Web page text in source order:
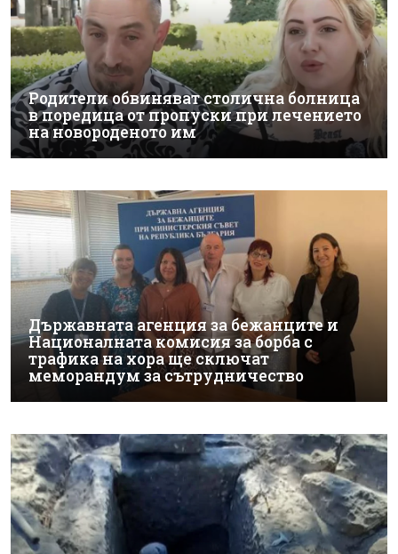
Родители обвиняват столична болница
в поредица от пропуски при лечението
на новороденото им
Държавната агенция за бежанците и
Националната комисия за борба с
трафика на хора ще сключат
меморандум за сътрудничество